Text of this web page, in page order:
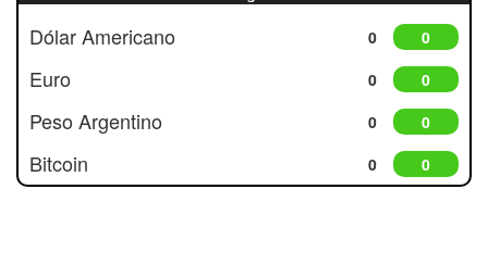
Dólar Americano 0 0
Euro 0 0
Peso Argentino 0 0
Bitcoin 0 0